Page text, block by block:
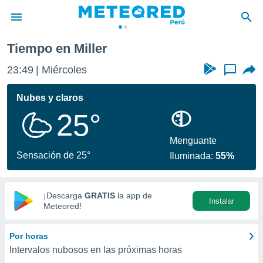
de
ha sido
calidad.
a este
las
y
digital
basada
Tiempo en Miller
23:49 Miércoles ...
Nubes y claros
25°
Sensación de 25°
Menguante
Iluminada:55%
¡Descarga GRATIS la app de
Meteored!
Instalar
Por horas
Intervalos nubosos en las próximas horas